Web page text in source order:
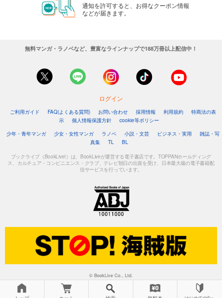
通知を許可すると、お得なクーポン情報
などが届きます。
無料マンガ・ラノベなど、豊富なラインナップで188万冊以上配信中！
ログイン
ご利用ガイド FAQ(よくある質問) お問い合わせ 採用情報 利用規約
特商法の表
示
個人情報保護方針
cookie等ポリシー
少年・青年マンガ
少女・女性マンガ ラノベ 小説・文芸 ビジネス・実用
雑誌・写
真集
TL BL
ブックライブ（BookLive!）は、BookLiveが運営する電子書店です。TOPPANホールディング
ス、カルチュア・コンビニエンス・クラブ、テレビ朝日の出資を受け、日本最大級の電子書籍配
信サービスを行っています。
© BookLive Co., Ltd.